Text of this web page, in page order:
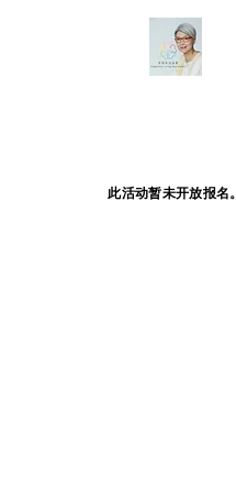
此活动暂未开放报名。